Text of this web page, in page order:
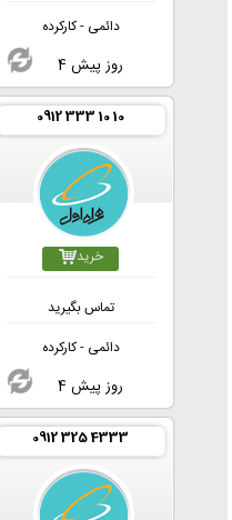
دائمی - کارکرده
4 روز پیش
0912 333 10 10
خرید
تماس بگیرید
دائمی - کارکرده
4 روز پیش
0912 325 4333